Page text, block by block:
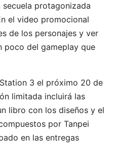
protagonizada
el video promocional
de los personajes y ver
poco del gameplay que
3 el próximo 20 de
limitada incluirá las
libro con los diseños y el
por Tanpei
en las entregas